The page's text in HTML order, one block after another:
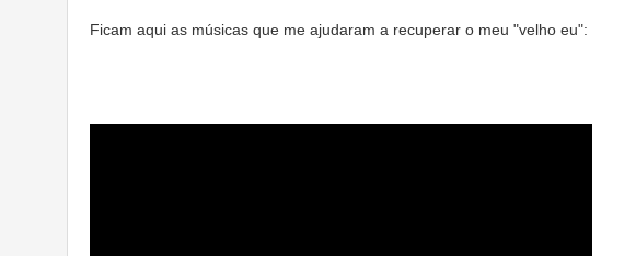
Ficam aqui as músicas que me ajudaram a recuperar o meu "velho eu":